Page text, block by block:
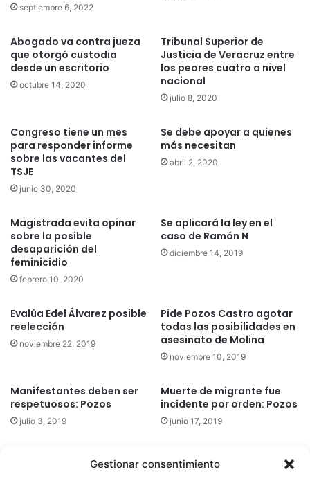
Gestionar consentimiento
septiembre 6, 2022
Abogado va contra jueza
que otorgó custodia
desde un escritorio
octubre 14, 2020
Tribunal Superior de
Justicia de Veracruz entre
los peores cuatro a nivel
nacional
julio 8, 2020
Congreso tiene un mes
para responder informe
sobre las vacantes del
TSJE
junio 30, 2020
Se debe apoyar a quienes
más necesitan
abril 2, 2020
Magistrada evita opinar
sobre la posible
desaparición del
feminicidio
febrero 10, 2020
Se aplicará la ley en el
caso de Ramón N
diciembre 14, 2019
Evalúa Edel Álvarez posible
reelección
noviembre 22, 2019
Pide Pozos Castro agotar
todas las posibilidades en
asesinato de Molina
noviembre 10, 2019
Manifestantes deben ser
respetuosos: Pozos
julio 3, 2019
Muerte de migrante fue
incidente por orden: Pozos
junio 17, 2019